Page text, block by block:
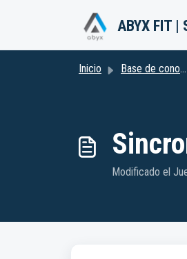
ABYX FIT |
Inicio Base de conocimientos
Modificado el